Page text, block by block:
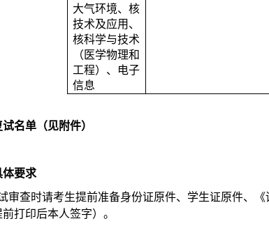
大气环境、核
技术及应用、
核科学与技术
（医学物理和
工程）、电子
信息
名单（见附件）
体要求
审查时请考生提前准备身份证原件、学生证原件、
打印后本人签字）。